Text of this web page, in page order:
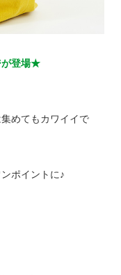
が登場★
めてもカワイイで
ポイントに♪